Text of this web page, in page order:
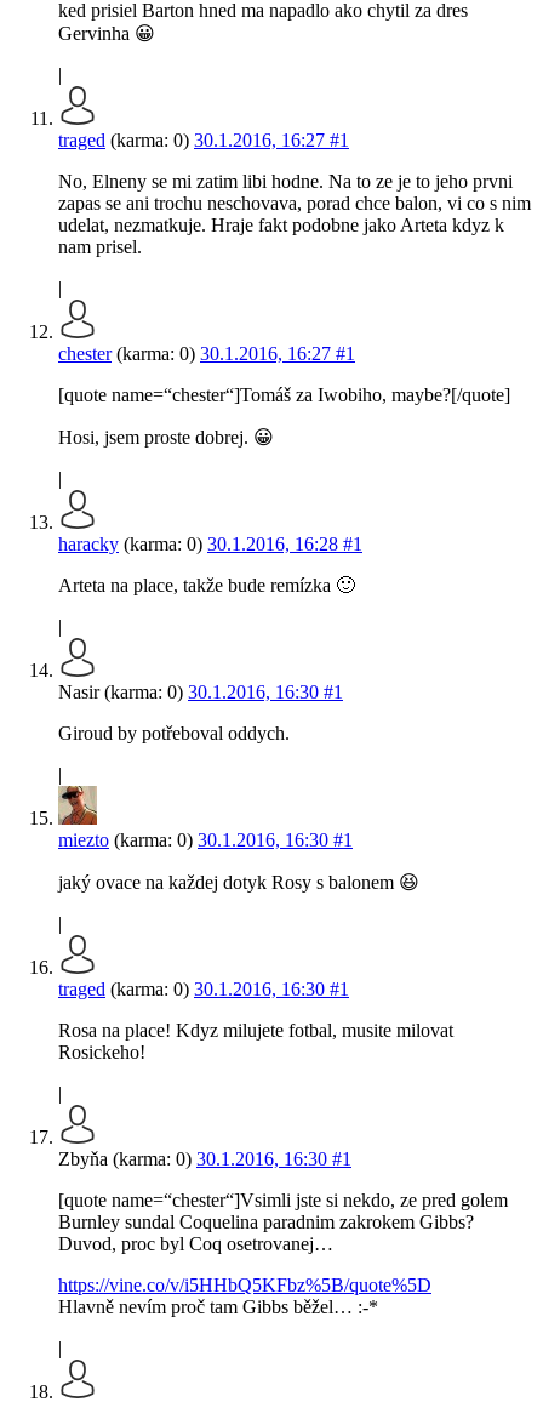
ked prisiel Barton hned ma napadlo ako chytil za dres
Gervinha 😀
|
traged (karma: 0) 30.1.2016, 16:27 #1
No, Elneny se mi zatim libi hodne. Na to ze je to jeho prvni
zapas se ani trochu neschovava, porad chce balon, vi co s nim
udelat, nezmatkuje. Hraje fakt podobne jako Arteta kdyz k
nam prisel.
|
chester(karma: 0) 30.1.2016, 16:27 #1
[quote name=“chester“]Tomáš za Iwobiho, maybe?[/quote]
Hosi, jsem proste dobrej. 😀
|
haracky (karma: 0) 30.1.2016, 16:28 #1
Arteta na place, takže bude remízka 🙂
|
Nasir (karma: 0) 30.1.2016, 16:30 #1
Giroud by potřeboval oddych.
|
miezto (karma: 0) 30.1.2016, 16:30 #1
jaký ovace na každej dotyk Rosy s balonem 😆
|
traged (karma: 0) 30.1.2016, 16:30 #1
Rosa na place! Kdyz milujete fotbal, musite milovat
Rosickeho!
|
Zbyňa (karma: 0) 30.1.2016, 16:30 #1
[quote name=“chester“]Vsimli jste si nekdo, ze pred golem
Burnley sundal Coquelina paradnim zakrokem Gibbs?
Duvod, proc byl Coq osetrovanej…
https://vine.co/v/i5HHbQ5KFbz%5B/quote%5D
Hlavně nevím proč tam Gibbs běžel… :-*
|